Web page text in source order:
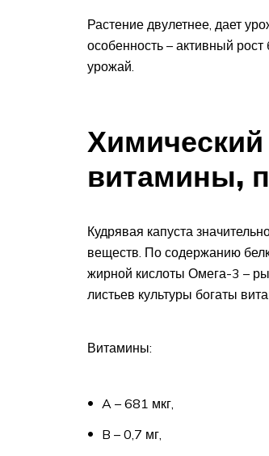
Растение двулетнее, дает
особенность – активный
урожай.
витамины,
Кудрявая капуста
веществ. По содержанию
жирной кислоты Омега-3 –
листьев культуры богаты
Витамины:
A – 681 мкг,
B – 0,7 мг,